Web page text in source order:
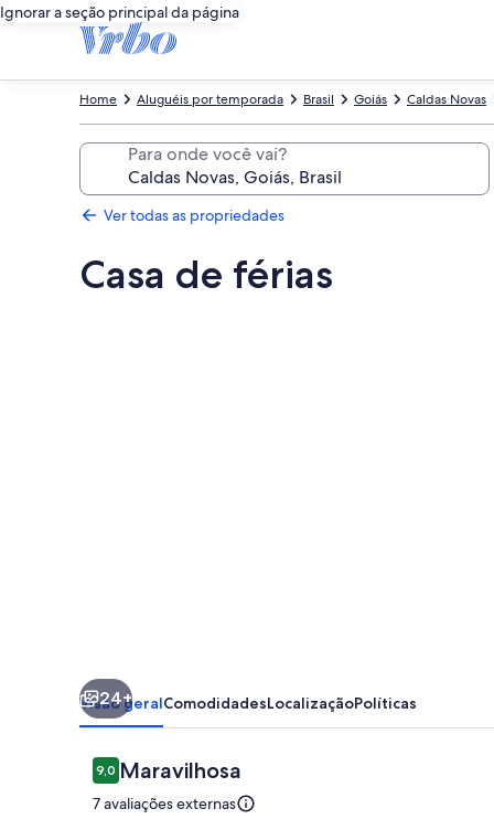
Ignorar a seção principal da página
Caldas Novas
Goiás
Brasil
Aluguéis por temporada
Home
Para onde você vai?
Ver todas as propriedades
Casa de férias
24+
Visão geralComodidadesLocalizaçãoPolíticas
Avaliações
9,09,0 de 10
Maravilhosa
7 avaliações externas